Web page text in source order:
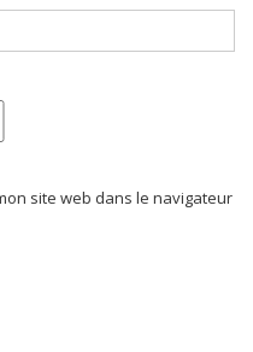
site web dans le navigateur